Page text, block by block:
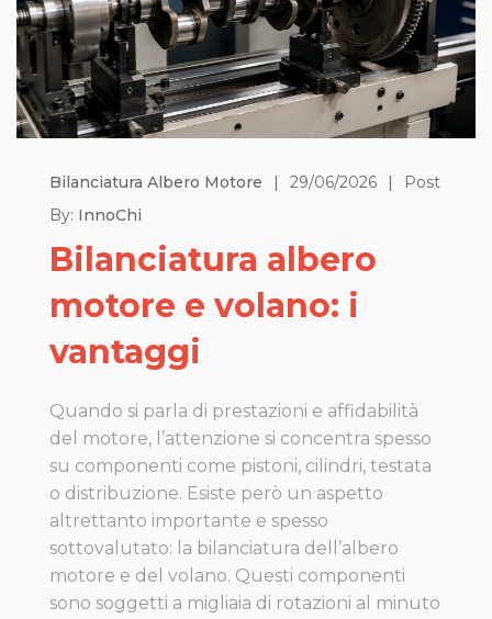
Bilanciatura Albero Motore | 29/06/2026 |
Post
By: InnoChi
Bilanciatura albero
motore e volano: i
vantaggi
Quando si parla di prestazioni e affidabilità
del motore, l’attenzione si concentra spesso
su componenti come pistoni, cilindri, testata
o distribuzione. Esiste però un aspetto
altrettanto importante e spesso
sottovalutato: la bilanciatura dell’albero
motore e del volano. Questi componenti
sono soggetti a migliaia di rotazioni al minuto